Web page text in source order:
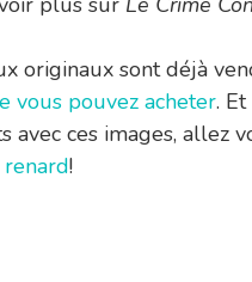
originaux sont déjà
vous pouvez acheter.
avec ces images, allez
!